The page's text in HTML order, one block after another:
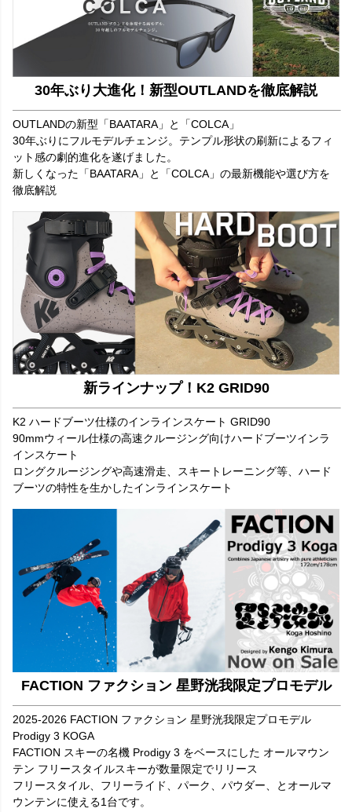
30年ぶり大進化！新型OUTLANDを徹底解説
OUTLANDの新型「BAATARA」と「COLCA」
30年ぶりにフルモデルチェンジ。テンプル形状の刷新によるフィ
ット感の劇的進化を遂げました。
新しくなった「BAATARA」と「COLCA」の最新機能や選び方を
徹底解説
新ラインナップ！K2 GRID90
K2 ハードブーツ仕様のインラインスケート GRID90
90mmウィール仕様の高速クルージング向けハードブーツインラ
インスケート
ロングクルージングや高速滑走、スキートレーニング等、ハード
ブーツの特性を生かしたインラインスケート
FACTION ファクション 星野洸我限定プロモデル
2025-2026 FACTION ファクション 星野洸我限定プロモデル
Prodigy 3 KOGA
FACTION スキーの名機 Prodigy 3 をベースにした オールマウン
テン フリースタイルスキーが数量限定でリリース
フリースタイル、フリーライド、パーク、パウダー、とオールマ
ウンテンに使える1台です。